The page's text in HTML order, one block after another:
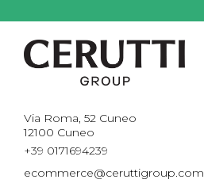
Via Roma, 52 Cuneo
12100 Cuneo
+39 0171694239
ecommerce@ceruttigroup.com